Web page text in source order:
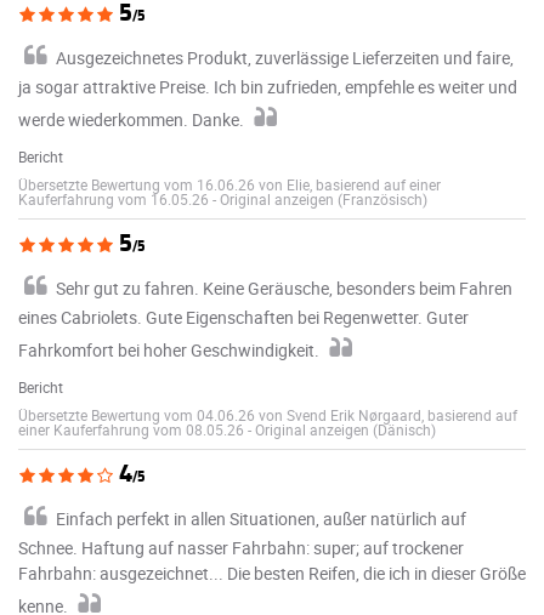
5/5
Ausgezeichnetes Produkt, zuverlässige Lieferzeiten und faire,
ja sogar attraktive Preise. Ich bin zufrieden, empfehle es weiter und
werde wiederkommen. Danke.
Bericht
Übersetzte Bewertung vom 16.06.26 von Elie, basierend auf einer
Kauferfahrung vom 16.05.26 -Original anzeigen (Französisch)
5/5
Sehr gut zu fahren. Keine Geräusche, besonders beim Fahren
eines Cabriolets. Gute Eigenschaften bei Regenwetter. Guter
Fahrkomfort bei hoher Geschwindigkeit.
Bericht
Übersetzte Bewertung vom 04.06.26 von Svend Erik Nørgaard, basierend auf
einer Kauferfahrung vom 08.05.26 -Original anzeigen (Dänisch)
4/5
Einfach perfekt in allen Situationen, außer natürlich auf
Schnee. Haftung auf nasser Fahrbahn: super; auf trockener
Fahrbahn: ausgezeichnet... Die besten Reifen, die ich in dieser Größe
kenne.